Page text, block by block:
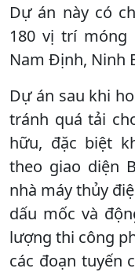
Dự án này có
180 vị trí móng
Nam Định, Ninh
Dự án sau khi
tránh quá tải
hữu, đặc biệt
theo giao diện
nhà máy thủy
dấu mốc và
lượng thi công
các đoạn tuyến